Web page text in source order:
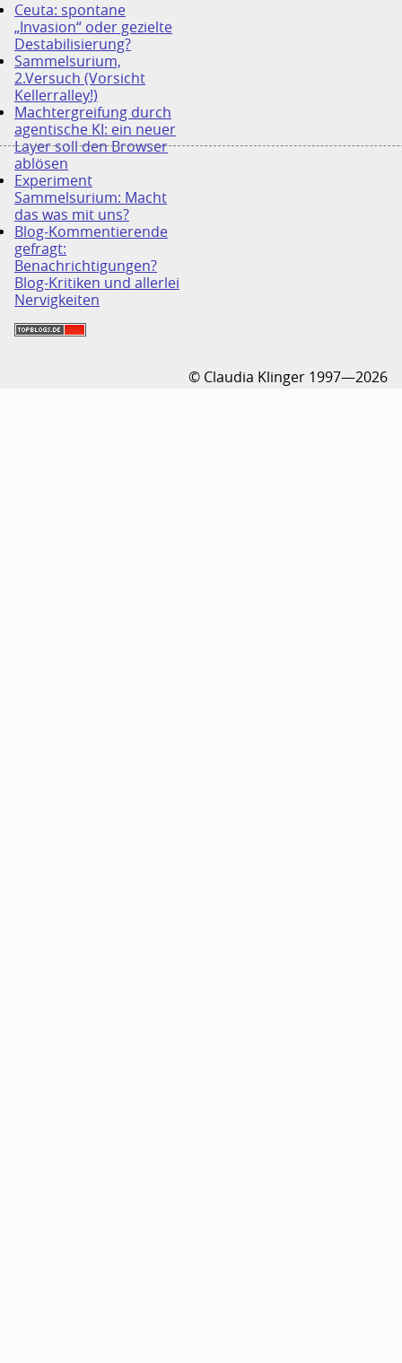
Ceuta: spontane
„Invasion“ oder gezielte
Destabilisierung?
Sammelsurium,
2.Versuch (Vorsicht
Kellerralley!)
Machtergreifung durch
agentische KI: ein neuer
Layer soll den Browser
ablösen
Experiment
Sammelsurium: Macht
das was mit uns?
Blog-Kommentierende
gefragt:
Benachrichtigungen?
Blog-Kritiken und allerlei
Nervigkeiten
© Claudia Klinger 1997—2026